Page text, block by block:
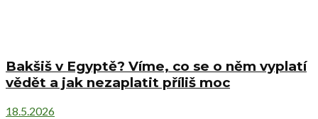
Bakšiš v Egyptě? Víme, co se o něm vyplatí
vědět a jak nezaplatit příliš moc
18.5.2026